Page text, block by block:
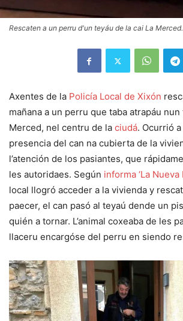
Rescaten a un perru d'un teyáu de la cai La
Axentes de la Policía Local de Xixón
mañana a un perru que taba atrapáu nun
Merced, nel centru de la ciudá. Ocurrió
presencia del can na cubierta de la
l’atención de los pasiantes, que
les autoridaes. Según informa ‘La Nueva
local llogró acceder a la vivienda y
paecer, el can pasó al teyaú dende un
quién a tornar. L’animal coxeaba de les
llaceru encargóse del perru en siendo